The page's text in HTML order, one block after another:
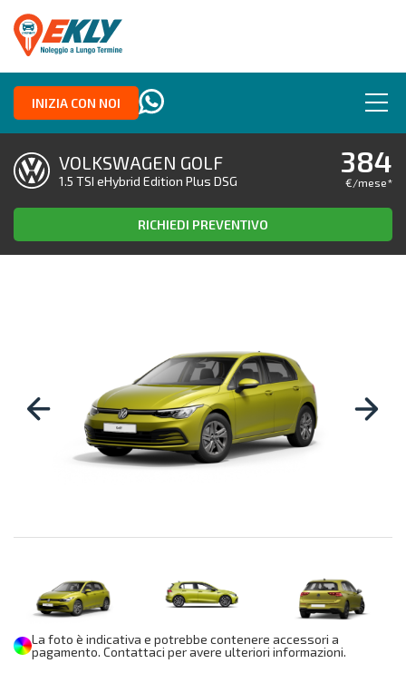
INIZIA CON NOI
VOLKSWAGEN GOLF
1.5 TSI eHybrid Edition Plus DSG
384
€/mese*
RICHIEDI PREVENTIVO
La foto è indicativa e potrebbe contenere accessori a
pagamento. Contattaci per avere ulteriori informazioni.